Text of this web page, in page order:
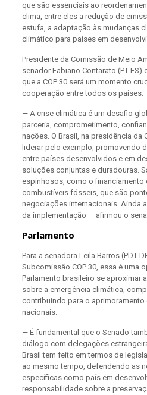
que são essenciais ao
clima, entre eles a redução de
estufa, a adaptação às mudanças
climático para países em
Presidente da Comissão de Meio
senador Fabiano Contarato (PT-ES)
que a COP 30 será um momento
cooperação entre todos os países.
— A crise climática é um desafio
parceria, comprometimento,
nações. O Brasil, na presidência da
liderar pelo exemplo, promovendo
entre países desenvolvidos e em
soluções conjuntas e duradouras.
espinhosos, como o
combustíveis fósseis, que são
negociações internacionais. Ainda
da implementação — afirmou o
Parlamento
Para a senadora Leila Barros (PDT-
Subcomissão COP 30, essa é uma
Parlamento brasileiro se aproximar
sobre a emergência climática,
contribuindo para o
nacionais.
— É fundamental que o Senado
diálogo com delegações
Brasil tem feito em termos de
ao mesmo tempo, defendendo as
específicas como país em
responsabilidade sobre a